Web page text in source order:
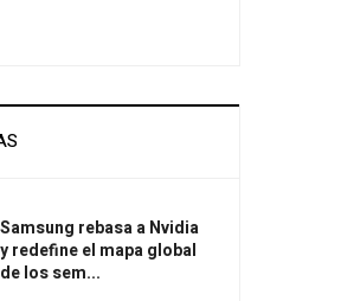
Samsung rebasa a Nvidia
y redefine el mapa global
de los sem...